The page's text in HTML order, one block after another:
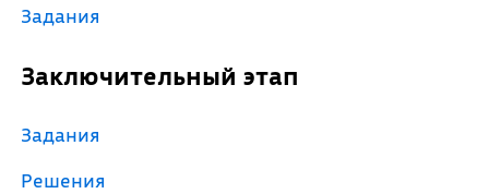
Задания
Заключительный этап
Задания
Решения